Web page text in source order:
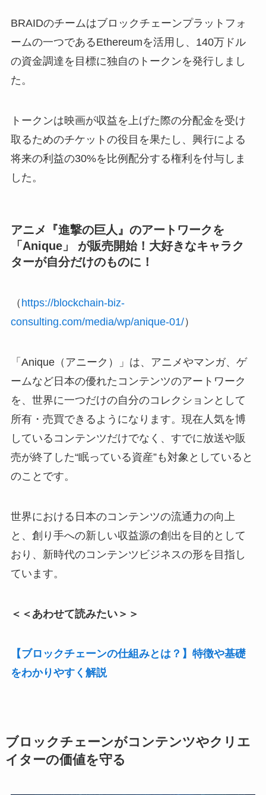
BRAIDのチームはブロックチェーンプラットフォ
ームの一つであるEthereumを活用し、140万ドル
の資金調達を目標に独自のトークンを発行しまし
た。
トークンは映画が収益を上げた際の分配金を受け
取るためのチケットの役目を果たし、興行による
将来の利益の30%を比例配分する権利を付与しま
した。
アニメ『進撃の巨人』のアートワークを
「Anique」 が販売開始！大好きなキャラク
ターが自分だけのものに！
（ https://blockchain-biz-
consulting.com/media/wp/anique-01/）
「Anique（アニーク）」は、アニメやマンガ、ゲ
ームなど日本の優れたコンテンツのアートワーク
を、世界に一つだけの自分のコレクションとして
所有・売買できるようになります。現在人気を博
しているコンテンツだけでなく、すでに放送や販
売が終了した“眠っている資産”も対象としていると
のことです。
世界における日本のコンテンツの流通力の向上
と、創り手への新しい収益源の創出を目的として
おり、新時代のコンテンツビジネスの形を目指し
ています。
＜＜あわせて読みたい＞＞
【ブロックチェーンの仕組みとは？】特徴や基礎
をわかりやすく解説
ブロックチェーンがコンテンツやクリエ
イターの価値を守る